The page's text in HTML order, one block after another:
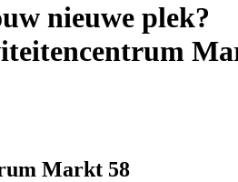
nieuwe plek?
Markt 58